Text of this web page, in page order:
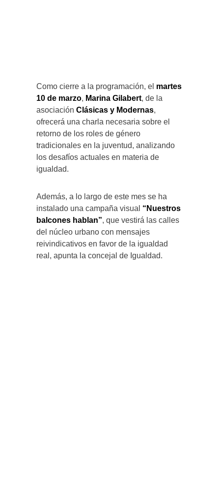
Como cierre a la programación, el martes
10 de marzo, Marina Gilabert, de la
asociación Clásicas y Modernas,
ofrecerá una charla necesaria sobre el
retorno de los roles de género
tradicionales en la juventud, analizando
los desafíos actuales en materia de
igualdad.
Además, a lo largo de este mes se ha
instalado una campaña visual “Nuestros
balcones hablan”, que vestirá las calles
del núcleo urbano con mensajes
reivindicativos en favor de la igualdad
real, apunta la concejal de Igualdad.